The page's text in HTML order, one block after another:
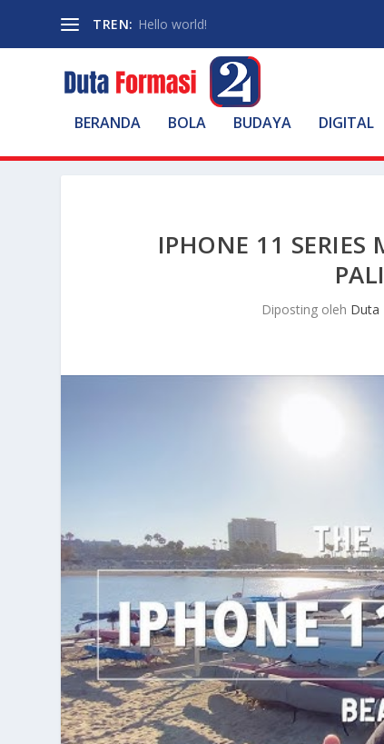
TREN: Hello world!
BERANDA BOLA BUDAYA DIGITAL
IPHONE 11 SERIES
Diposting oleh Duta